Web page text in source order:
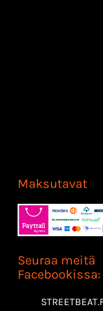
Maksutavat
Seuraa meitä
Facebookissa: